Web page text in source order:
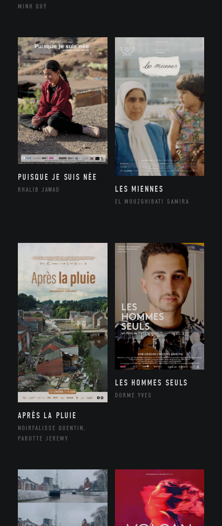
MINH QUÝ
PUISQUE JE SUIS NÉE
RHALIB JAWAD LES MIENNES
EL MOUZGHIBATI SAMIRA
APRÈS LA PLUIE
NOIRFALISSE QUENTIN,
PAROTTE JEREMY
LES HOMMES SEULS
DORME YVES